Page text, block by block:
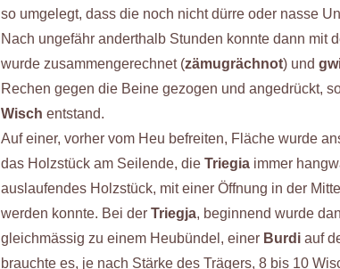
so umgelegt, dass die noch nicht dürre oder nasse
Nach ungefähr anderthalb Stunden konnte dann mit
wurde zusammengerechnet (zämugrächnot) und
Rechen gegen die Beine gezogen und angedrückt,
Wisch entstand.
Auf einer, vorher vom Heu befreiten, Fläche wurde
das Holzstück am Seilende, die Triegia immer
auslaufendes Holzstück, mit einer Öffnung in der
werden konnte. Bei der Triegja, beginnend wurde
gleichmässig zu einem Heubündel, einer Burdi auf
brauchte es, je nach Stärke des Trägers, 8 bis 10